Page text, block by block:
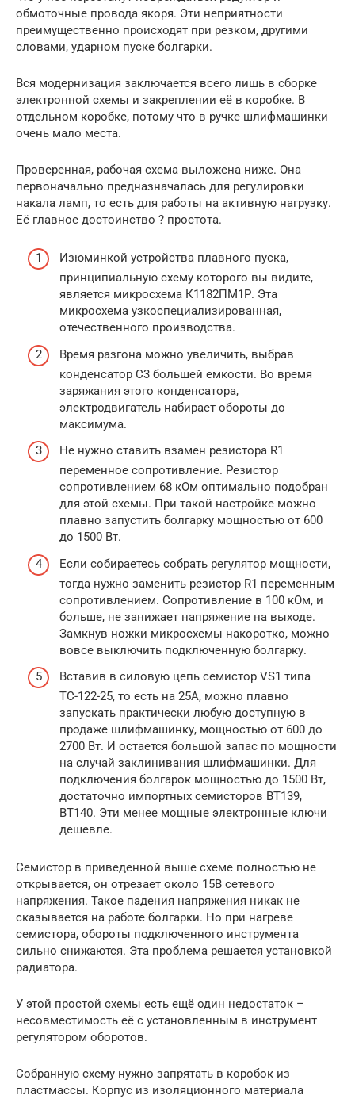
обмоточные провода якоря. Эти неприятности
преимущественно происходят при резком, другими
словами, ударном пуске болгарки.
Вся модернизация заключается всего лишь в сборке
электронной схемы и закреплении её в коробке. В
отдельном коробке, потому что в ручке шлифмашинки
очень мало места.
Проверенная, рабочая схема выложена ниже. Она
первоначально предназначалась для регулировки
накала ламп, то есть для работы на активную нагрузку.
Её главное достоинство ? простота.
Изюминкой устройства плавного пуска,
принципиальную схему которого вы видите,
является микросхема К1182ПМ1Р. Эта
микросхема узкоспециализированная,
отечественного производства.
Время разгона можно увеличить, выбрав
конденсатор С3 большей емкости. Во время
заряжания этого конденсатора,
электродвигатель набирает обороты до
максимума.
Не нужно ставить взамен резистора R1
переменное сопротивление. Резистор
сопротивлением 68 кОм оптимально подобран
для этой схемы. При такой настройке можно
плавно запустить болгарку мощностью от 600
до 1500 Вт.
Если собираетесь собрать регулятор мощности,
тогда нужно заменить резистор R1 переменным
сопротивлением. Сопротивление в 100 кОм, и
больше, не занижает напряжение на выходе.
Замкнув ножки микросхемы накоротко, можно
вовсе выключить подключенную болгарку.
Вставив в силовую цепь семистор VS1 типа
ТС-122-25, то есть на 25А, можно плавно
запускать практически любую доступную в
продаже шлифмашинку, мощностью от 600 до
2700 Вт. И остается большой запас по мощности
на случай заклинивания шлифмашинки. Для
подключения болгарок мощностью до 1500 Вт,
достаточно импортных семисторов BT139,
BT140. Эти менее мощные электронные ключи
дешевле.
Семистор в приведенной выше схеме полностью не
открывается, он отрезает около 15В сетевого
напряжения. Такое падения напряжения никак не
сказывается на работе болгарки. Но при нагреве
семистора, обороты подключенного инструмента
сильно снижаются. Эта проблема решается установкой
радиатора.
У этой простой схемы есть ещё один недостаток –
несовместимость её с установленным в инструмент
регулятором оборотов.
Собранную схему нужно запрятать в коробок из
пластмассы. Корпус из изоляционного материала